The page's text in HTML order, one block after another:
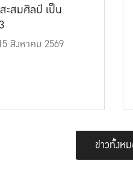
ะสมศิลป์ เป็น
สิงหาคม 2569
ข่าวทั้งห